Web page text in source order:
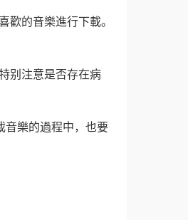
的音樂進行下載。
别注意是否存在病
音樂的過程中，也要